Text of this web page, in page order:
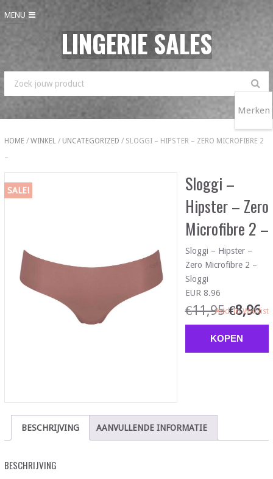
MENU
LINGERIE SALES
HOME/ WINKEL/ UNCATEGORIZED / SLOGGI – HIPSTER – ZERO MICROFIBRE 2
–
SALE!
Sloggi –
Hipster – Zero
Microfibre 2 –
Sloggi – Hipster –
Zero Microfibre 2 –
Sloggi
EUR 8.96
€11,95 €8,96
KOPEN
Add To Wishlist
BESCHRIJVING AANVULLENDE INFORMATIE
BESCHRIJVING
Merken